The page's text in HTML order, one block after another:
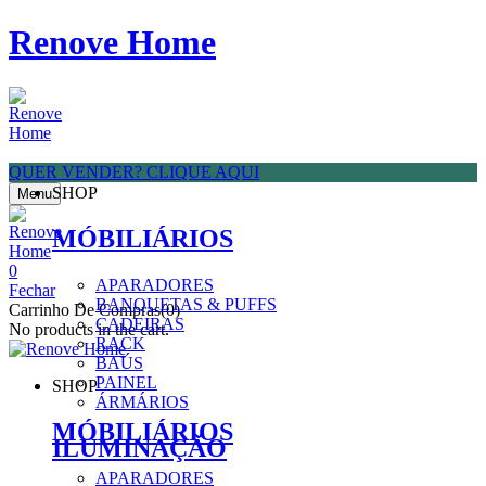
Renove Home
SHOP
MÓBILIÁRIOS
APARADORES
BANQUETAS & PUFFS
CADEIRAS
RACK
BAÚS
PAINEL
ÁRMÁRIOS
ILUMINAÇÃO
QUER VENDER? CLIQUE AQUI
Menu
0
Fechar
Carrinho De Compras(0)
No products in the cart.
SHOP
MÓBILIÁRIOS
APARADORES